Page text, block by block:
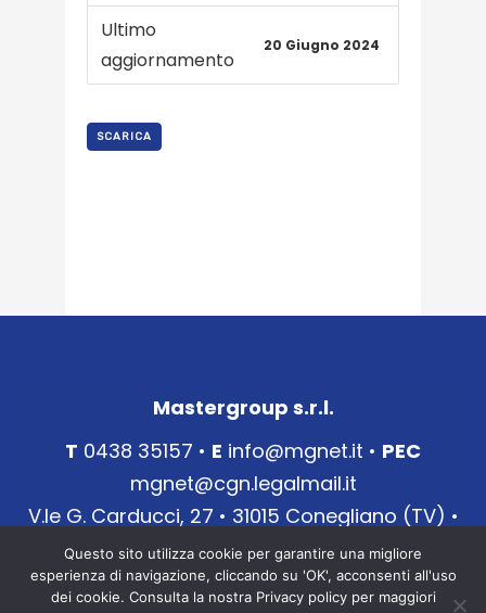
Ultimo
aggiornamento
20 Giugno 2024
SCARICA
Mastergroup s.r.l.
T 0438 35157 • E info@mgnet.it • PEC
mgnet@cgn.legalmail.it
V.le G. Carducci, 27 • 31015 Conegliano (TV) •
P.IVA03690650266
Capitale Sociale € 77.000 •Note legali e fiscali
Questo sito utilizza cookie per garantire una migliore
esperienza di navigazione, cliccando su 'OK', acconsenti all'uso
dei cookie. Consulta la nostra Privacy policy per maggiori